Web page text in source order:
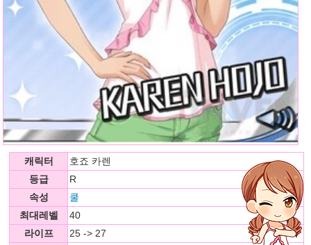
캐릭터
호죠 카렌
등급
R
속성
쿨
최대레벨
40
라이프
25 -> 27